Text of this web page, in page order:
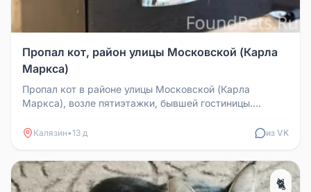
Пропал кот, район улицы Московской (Карла
Маркса)
Пропал кот в районе улицы Московской (Карла
Маркса), возле пятиэтажки, бывшей гостиницы.
Калязин•13 д из VK
🐈